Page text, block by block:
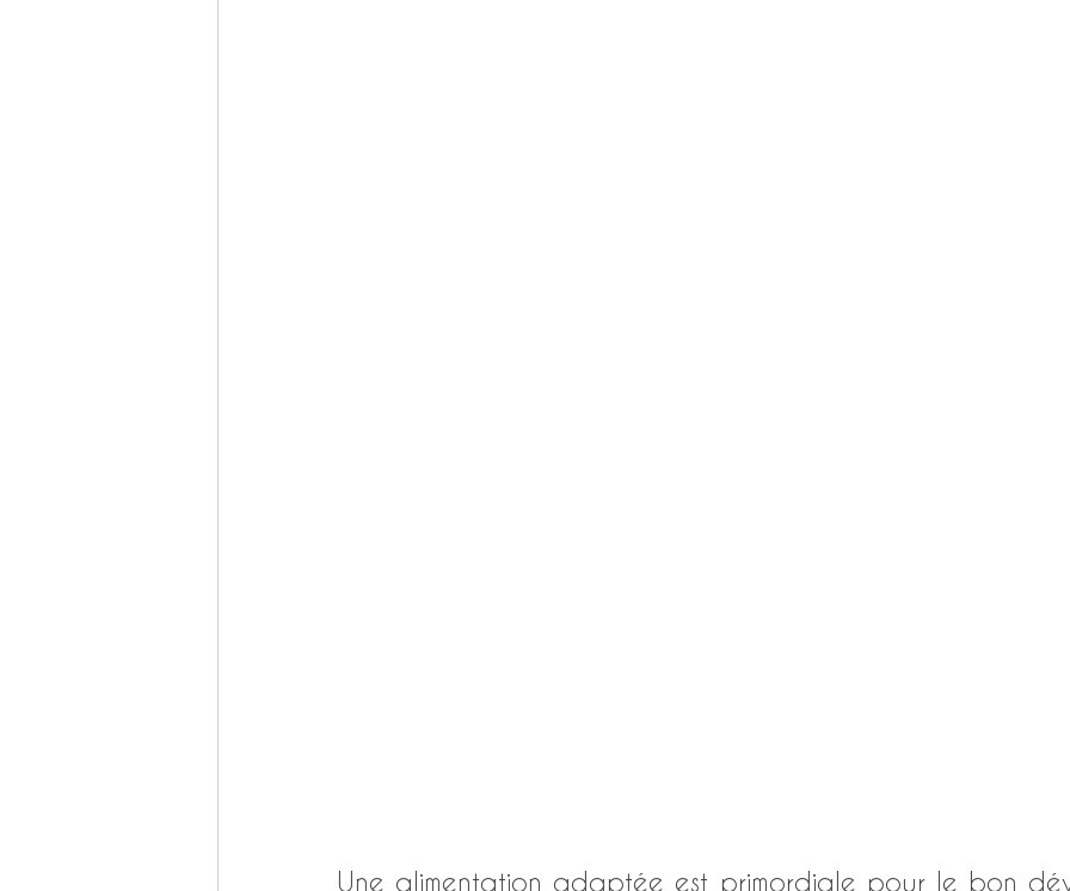
Une alimentation adaptée est primordiale pour le bon